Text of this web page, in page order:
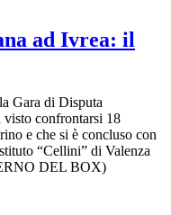
ad Ivrea: il
Gara di Disputa
visto confrontarsi 18
e che si è concluso con
“Cellini” di Valenza
DEL BOX)